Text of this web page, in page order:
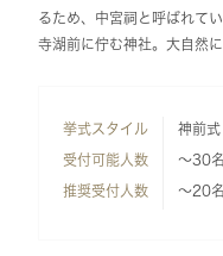
るため、中宮祠と呼ばれて
寺湖前に佇む神社。大自然
挙式スタイル 神前式
受付可能人数 ～30名
推奨受付人数 ～20名